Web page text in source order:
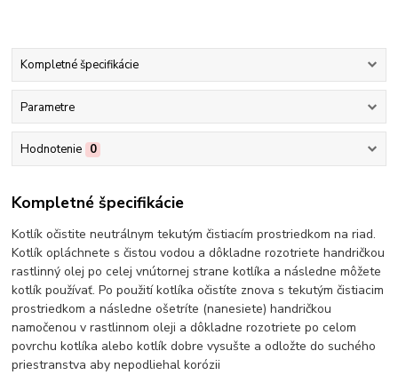
Kompletné špecifikácie
Parametre
Hodnotenie 0
Kompletné špecifikácie
Kotlík očistite neutrálnym tekutým čistiacím prostriedkom na riad.
Kotlík opláchnete s čistou vodou a dôkladne rozotriete handričkou
rastlinný olej po celej vnútornej strane kotlíka a následne môžete
kotlík používať. Po použití kotlíka očistíte znova s tekutým čistiacim
prostriedkom a následne ošetríte (nanesiete) handričkou
namočenou v rastlinnom oleji a dôkladne rozotriete po celom
povrchu kotlíka alebo kotlík dobre vysušte a odložte do suchého
priestranstva aby nepodliehal korózii